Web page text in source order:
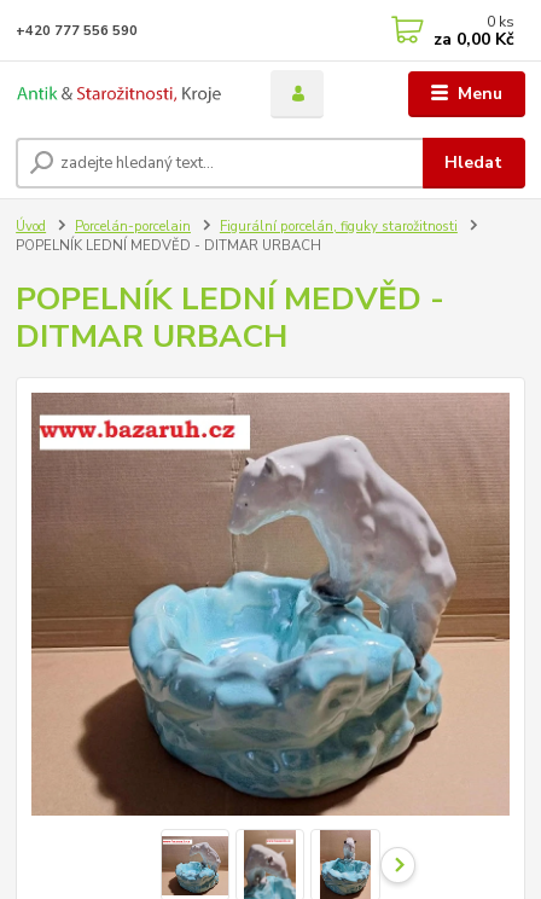
Menu
Hledat
+420 777 556 590 0 ks
za 0,00 Kč
Úvod Porcelán-porcelain
Figurální porcelán, figuky starožitnosti
POPELNÍK LEDNÍ MEDVĚD - DITMAR URBACH
POPELNÍK LEDNÍ MEDVĚD -
DITMAR URBACH